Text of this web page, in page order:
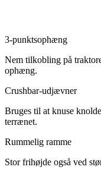
3-punktsophæng
Nem tilkobling på
ophæng.
Crushbar-udjævner
Bruges til at knuse
terrænet.
Rummelig ramme
Stor frihøjde også ved